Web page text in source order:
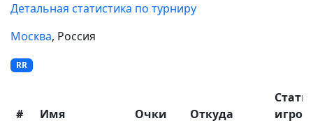
Детальная статистика по турниру
Москва, Россия
RR
# Имя Очки Откуда